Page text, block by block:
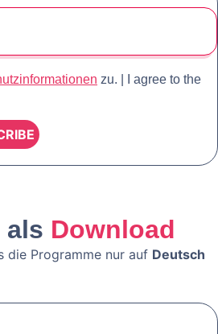
zu. | I agree to the
als Download
die Programme nur auf Deutsch